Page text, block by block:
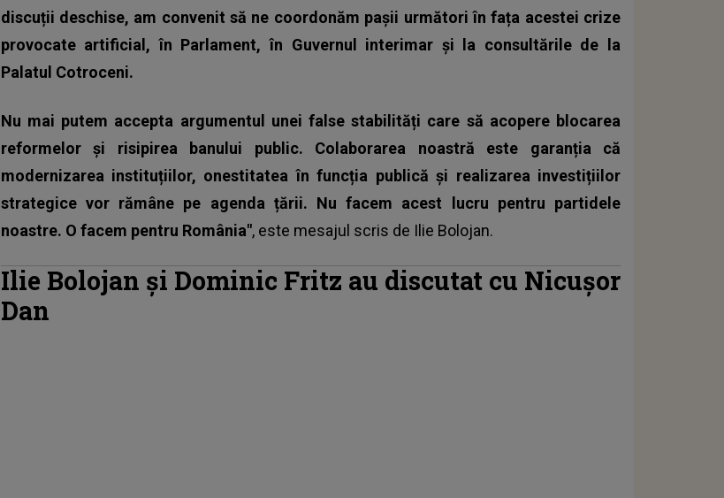
discuții deschise, am convenit să ne coordonăm pașii următori în fața acestei crize
provocate artificial, în Parlament, în Guvernul interimar și la consultările de la
Palatul Cotroceni.
Nu mai putem accepta argumentul unei false stabilități care să acopere blocarea
reformelor și risipirea banului public. Colaborarea noastră este garanția că
modernizarea instituțiilor, onestitatea în funcția publică și realizarea investițiilor
strategice vor rămâne pe agenda țării. Nu facem acest lucru pentru partidele
noastre. O facem pentru România", este mesajul scris de Ilie Bolojan.
Ilie Bolojan și Dominic Fritz au discutat cu Nicușor
Dan